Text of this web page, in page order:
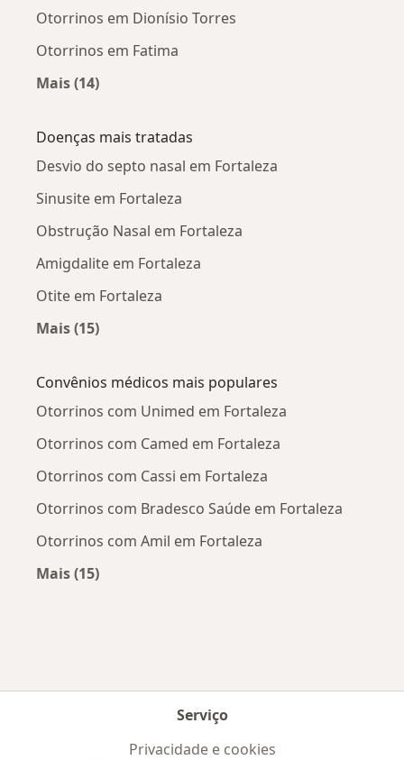
Otorrinos em Dionísio Torres
Otorrinos em Fatima
Mais (14)
Doenças mais tratadas
Desvio do septo nasal em Fortaleza
Sinusite em Fortaleza
Obstrução Nasal em Fortaleza
Amigdalite em Fortaleza
Otite em Fortaleza
Mais (15)
Convênios médicos mais populares
Otorrinos com Unimed em Fortaleza
Otorrinos com Camed em Fortaleza
Otorrinos com Cassi em Fortaleza
Otorrinos com Bradesco Saúde em Fortaleza
Otorrinos com Amil em Fortaleza
Mais (15)
Serviço
Privacidade e cookies